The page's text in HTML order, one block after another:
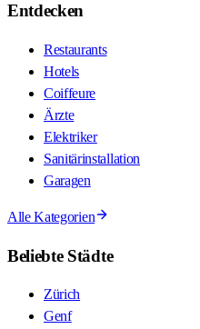
Entdecken
Restaurants
Hotels
Coiffeure
Ärzte
Elektriker
Sanitärinstallation
Garagen
Alle Kategorien
Beliebte Städte
Zürich
Genf